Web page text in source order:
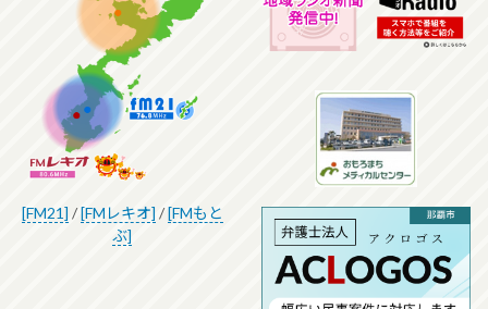
[FM21] / [FMレキオ] / [FMもと
ぶ]